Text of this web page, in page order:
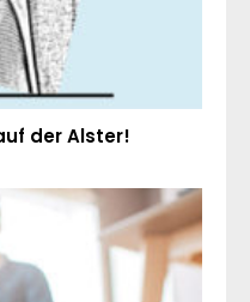
der Alster!